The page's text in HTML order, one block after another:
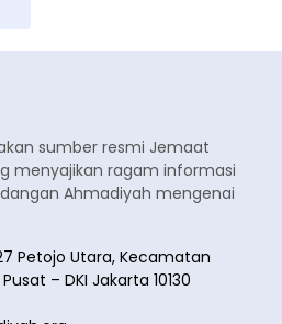
sumber resmi Jemaat
menyajikan ragam informasi
Ahmadiyah mengenai
Petojo Utara, Kecamatan
– DKI Jakarta 10130